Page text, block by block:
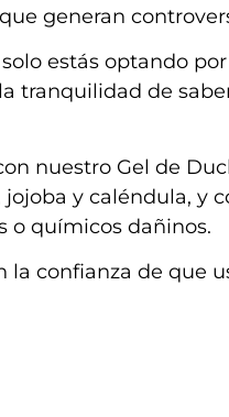
generan
solo estás optando
tranquilidad de
nuestro Gel de
y caléndula, y
o químicos dañinos.
confianza de que